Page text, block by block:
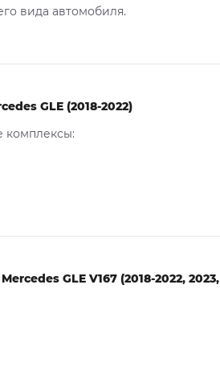
вида автомобиля.
GLE (2018-2022)
GLE V167 (2018-2022, 2023,